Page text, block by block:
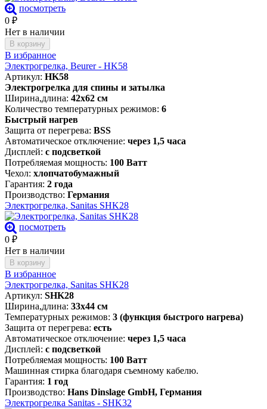
посмотреть
0 ₽
Нет в наличии
В корзину
В избранное
Электрогрелка, Beurer - HK58
Артикул: HK58
Электрогрелка для спины и затылка
Ширина,длина: 42х62 см
Количество температурных режимов: 6
Быстрый нагрев
Защита от перегрева: BSS
Автоматическое отключение: через 1,5 часа
Дисплей: с подсветкой
Потребляемая мощность: 100 Ватт
Чехол: хлопчатобумажный
Гарантия: 2 года
Производство: Германия
Электрогрелка, Sanitas SHK28
посмотреть
0 ₽
Нет в наличии
В корзину
В избранное
Электрогрелка, Sanitas SHK28
Артикул: SHK28
Ширина,длина: 33х44 см
Температурных режимов: 3 (функция быстрого нагрева)
Защита от перегрева: есть
Автоматическое отключение: через 1,5 часа
Дисплей: с подсветкой
Потребляемая мощность: 100 Ватт
Машинная стирка благодаря съемному кабелю.
Гарантия: 1 год
Производство: Hans Dinslage GmbH, Германия
Электрогрелка Sanitas - SHK32